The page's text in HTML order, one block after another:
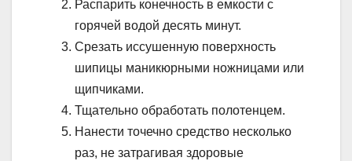
Распарить конечность в емкости с
горячей водой десять минут.
Срезать иссушенную поверхность
шипицы маникюрными ножницами или
щипчиками.
Тщательно обработать полотенцем.
Нанести точечно средство несколько
раз, не затрагивая здоровые